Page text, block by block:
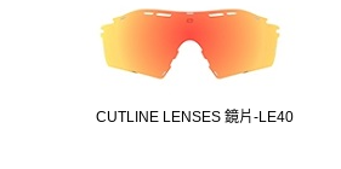
CUTLINE LENSES 鏡片-LE40